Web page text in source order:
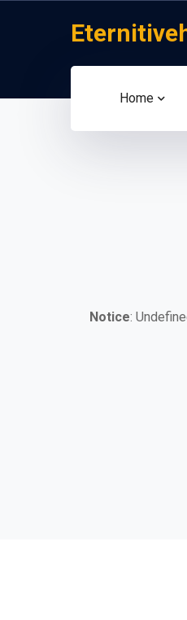
Home
Notice: